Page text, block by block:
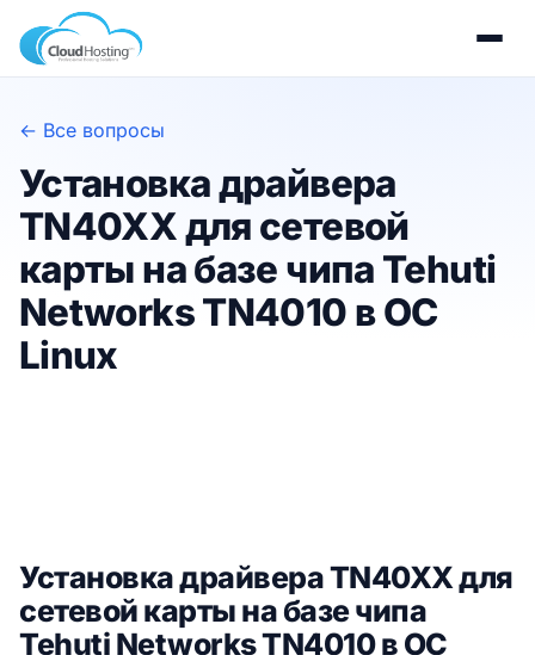
← Все вопросы
Установка драйвера
TN40XX для сетевой
карты на базе чипа Tehuti
Networks TN4010 в ОС
Linux
Установка драйвера TN40XX для
сетевой карты на базе чипа
Tehuti Networks TN4010 в ОС